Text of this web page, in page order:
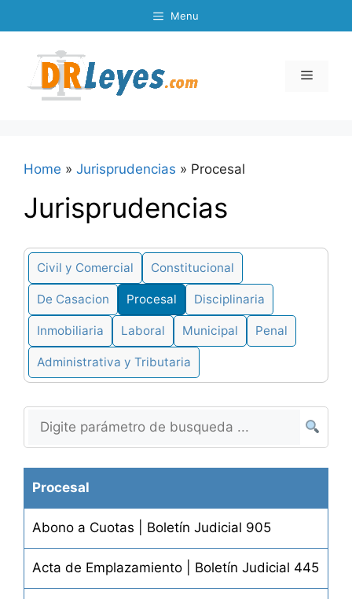
to
Menu
Menu
Home » Jurisprudencias » Procesal
Jurisprudencias
Civil y Comercial Constitucional
De Casacion Procesal Disciplinaria
Inmobiliaria Laboral Municipal Penal
Administrativa y Tributaria
Procesal
Abono a Cuotas | Boletín Judicial 905
Acta de Emplazamiento | Boletín Judicial 445